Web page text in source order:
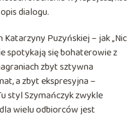
dialogu.
Puzyńskiej – jak „Nic
spotykają się bohaterowie z
zbyt sztywna
a zbyt ekspresyjna –
styl Szymańczyk zwykle
wielu odbiorców jest